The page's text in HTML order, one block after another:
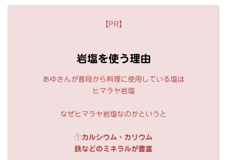
【PR】
岩塩を使う理由
あゆさんが普段から料理に使用している塩は
ヒマラヤ岩塩
なぜヒマラヤ岩塩なのかというと
①カルシウム・カリウム
鉄などのミネラルが豊富